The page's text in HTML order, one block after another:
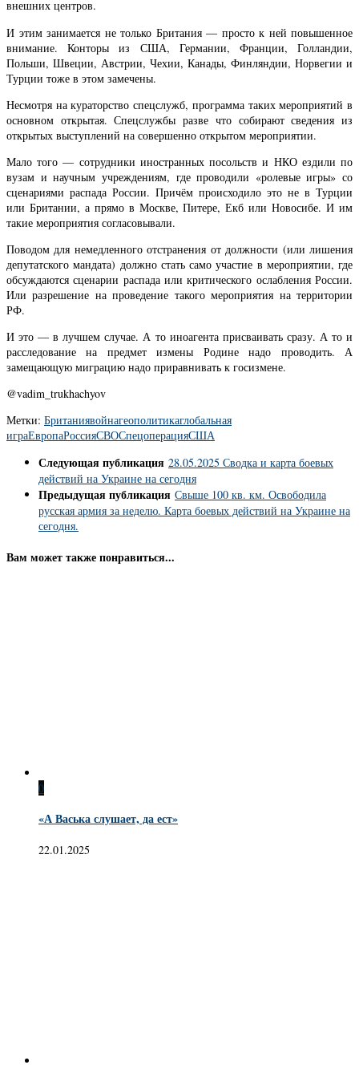
внешних центров.
И этим занимается не только Британия — просто к ней повышенное
внимание. Конторы из США, Германии, Франции, Голландии,
Польши, Швеции, Австрии, Чехии, Канады, Финляндии, Норвегии и
Турции тоже в этом замечены.
Несмотря на кураторство спецслужб, программа таких мероприятий в
основном открытая. Спецслужбы разве что собирают сведения из
открытых выступлений на совершенно открытом мероприятии.
Мало того — сотрудники иностранных посольств и НКО ездили по
вузам и научным учреждениям, где проводили «ролевые игры» со
сценариями распада России. Причём происходило это не в Турции
или Британии, а прямо в Москве, Питере, Екб или Новосибе. И им
такие мероприятия согласовывали.
Поводом для немедленного отстранения от должности (или лишения
депутатского мандата) должно стать само участие в мероприятии, где
обсуждаются сценарии распада или критического ослабления России.
Или разрешение на проведение такого мероприятия на территории
РФ.
И это — в лучшем случае. А то иноагента присваивать сразу. А то и
расследование на предмет измены Родине надо проводить. А
замещающую миграцию надо приравнивать к госизмене.
@vadim_trukhachyov
Метки: Британиявойнагеополитикаглобальная
играЕвропаРоссияСВОСпецоперацияСША
Следующая публикация 28.05.2025 Сводка и карта боевых
действий на Украине на сегодня
Предыдущая публикация Свыше 100 кв. км. Освободила
русская армия за неделю. Карта боевых действий на Украине на
сегодня.
Вам может также понравиться...
0
«А Васька слушает, да ест»
22.01.2025